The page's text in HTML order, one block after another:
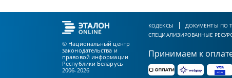
© Национальный центр
законодательства и
правовой информации
Республики Беларусь
2006-2026
КОДЕКСЫ ДОКУМЕНТЫ ПО
СПЕЦИАЛИЗИРОВАННЫЕ
Принимаем к